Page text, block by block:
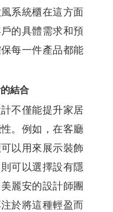
系統櫃在這方面
的具體需求和預
每一件產品都能
結合
不僅能提升家居
。例如，在客廳
以用來展示裝飾
可以選擇設有隱
麗安的設計師團
於將這種輕盈而